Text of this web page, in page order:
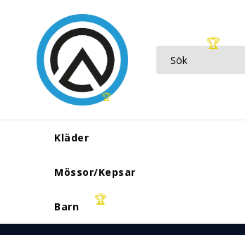
Kläder
Mössor/Kepsar
Barn
🏆
🏆
🏆